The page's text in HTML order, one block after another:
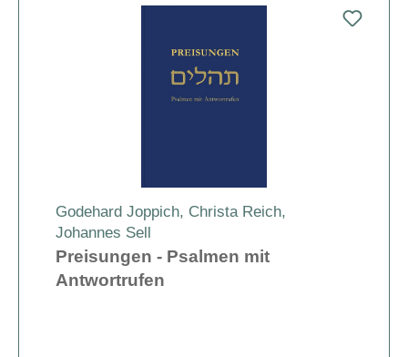
Godehard Joppich, Christa Reich,
Johannes Sell
Preisungen - Psalmen mit
Antwortrufen